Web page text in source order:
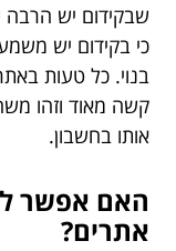
שבקידום יש הרבה
כי בקידום יש
בנוי. כל טעות
קשה מאוד וזהו
אותו בחשבון.
האם אפשר
אתרים?